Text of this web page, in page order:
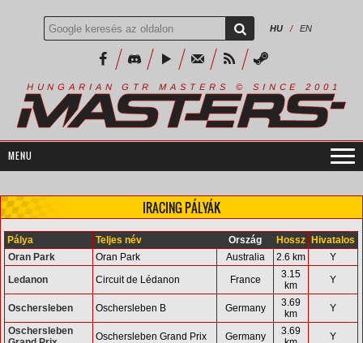
HU / EN
H U N G A R I A N G T R M A S T E R S © S I N C E 2 0 0 1
IRACING PÁLYÁK
Pálya Teljes név Ország Hossz
Hivatalos
Oran Park
Oran Park Australia 2.6 km
Y
Ledanon
Circuit de Lédanon France
3.15
km
Y
Oschersleben Oschersleben B Germany
3.69
km
Y
Oschersleben
Oschersleben Grand Prix Germany
3.69
Y